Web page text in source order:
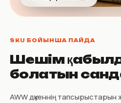
SKU БОЙЫНША ПАЙДА
Шешім
болатын
AWW дүкеннің